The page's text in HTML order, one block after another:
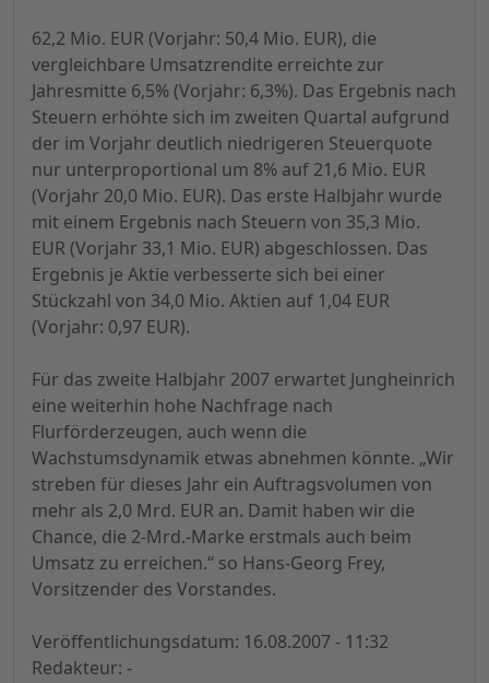
62,2 Mio. EUR (Vorjahr: 50,4 Mio. EUR), die
vergleichbare Umsatzrendite erreichte zur
Jahresmitte 6,5% (Vorjahr: 6,3%). Das Ergebnis nach
Steuern erhöhte sich im zweiten Quartal aufgrund
der im Vorjahr deutlich niedrigeren Steuerquote
nur unterproportional um 8% auf 21,6 Mio. EUR
(Vorjahr 20,0 Mio. EUR). Das erste Halbjahr wurde
mit einem Ergebnis nach Steuern von 35,3 Mio.
EUR (Vorjahr 33,1 Mio. EUR) abgeschlossen. Das
Ergebnis je Aktie verbesserte sich bei einer
Stückzahl von 34,0 Mio. Aktien auf 1,04 EUR
(Vorjahr: 0,97 EUR).
Für das zweite Halbjahr 2007 erwartet Jungheinrich
eine weiterhin hohe Nachfrage nach
Flurförderzeugen, auch wenn die
Wachstumsdynamik etwas abnehmen könnte. „Wir
streben für dieses Jahr ein Auftragsvolumen von
mehr als 2,0 Mrd. EUR an. Damit haben wir die
Chance, die 2-Mrd.-Marke erstmals auch beim
Umsatz zu erreichen.“ so Hans-Georg Frey,
Vorsitzender des Vorstandes.
Veröffentlichungsdatum: 16.08.2007 - 11:32
Redakteur: -